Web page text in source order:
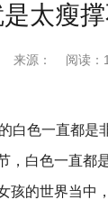
太瘦
来源：
阅读：
白色一直都是
，白色一直都
孩的世界当中